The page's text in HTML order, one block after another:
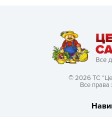
© 2026 ТС
Все